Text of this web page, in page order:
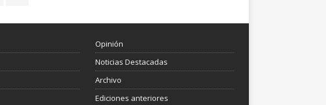
Opinión
Noticias Destacadas
Archivo
Ediciones anteriores